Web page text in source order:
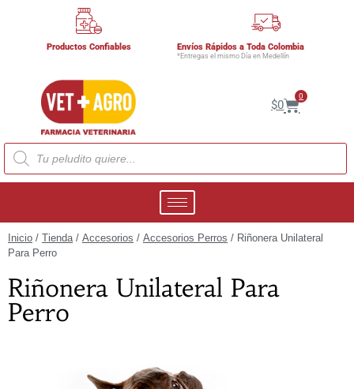
Productos Confiables Envíos Rápidos a Toda Colombia
*Entregas el mismo Día en Medellín
$0
0
Inicio / Tienda/ Accesorios / Accesorios Perros / Riñonera Unilateral
Para Perro
Riñonera Unilateral Para
Perro